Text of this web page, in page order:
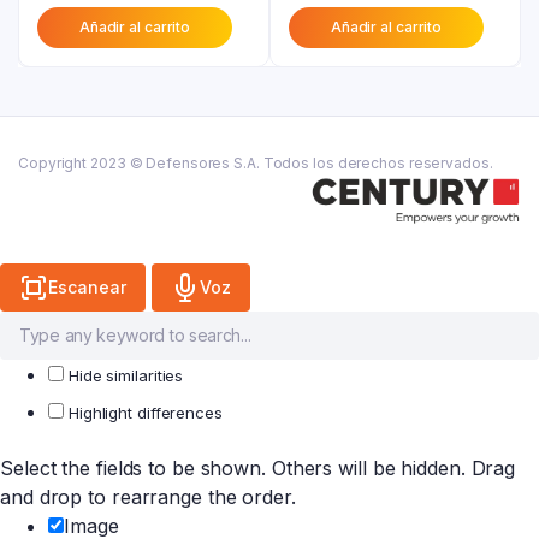
era:
actual
Añadir al carrito
era:
actual
Añadir al carrito
Copyright 2023 © Defensores S.A. Todos los derechos reservados.
Escanear Voz
Hide similarities
Highlight differences
Select the fields to be shown. Others will be hidden. Drag
and drop to rearrange the order.
Image